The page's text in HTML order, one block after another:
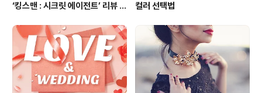
‘킹스맨 : 시크릿 에이전트’ 리뷰 &
컬러 선택법